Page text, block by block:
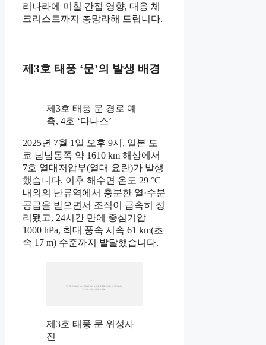
리나라에 미칠 간접 영향, 대응 체
크리스트까지 총망라해 드립니다.
제3호 태풍 ‘문’의 발생 배경
제3호 태풍 문 경로 예
측, 4호 ‘다나스’
2025년 7월 1일 오후 9시, 일본 도
쿄 남남동쪽 약 1610 km 해상에서
7호 열대저압부(열대 요란)가 발생
했습니다. 이후 해수면 온도 29 °C
내외의 난류역에서 충분한 열·수분
공급을 받으면서 조직이 급속히 정
리됐고, 24시간 만에 중심기압
1000 hPa, 최대 풍속 시속 61 km(초
속 17 m) 수준까지 발달했습니다.
제3호 태풍 문 위성사
진